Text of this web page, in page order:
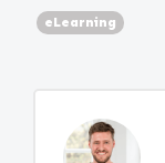
eLearning